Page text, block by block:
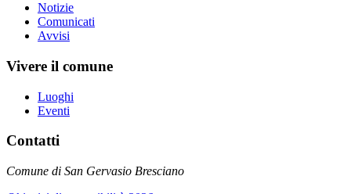
Notizie
Comunicati
Avvisi
Vivere il comune
Luoghi
Eventi
Contatti
Comune di San Gervasio Bresciano